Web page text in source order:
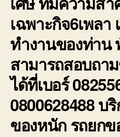
เฉพาะกิจ6เพลา
ทำงานของท่าน
สามารถสอบถา
ได้ที่เบอร์
0800628488 บ
ของหนัก รถยก